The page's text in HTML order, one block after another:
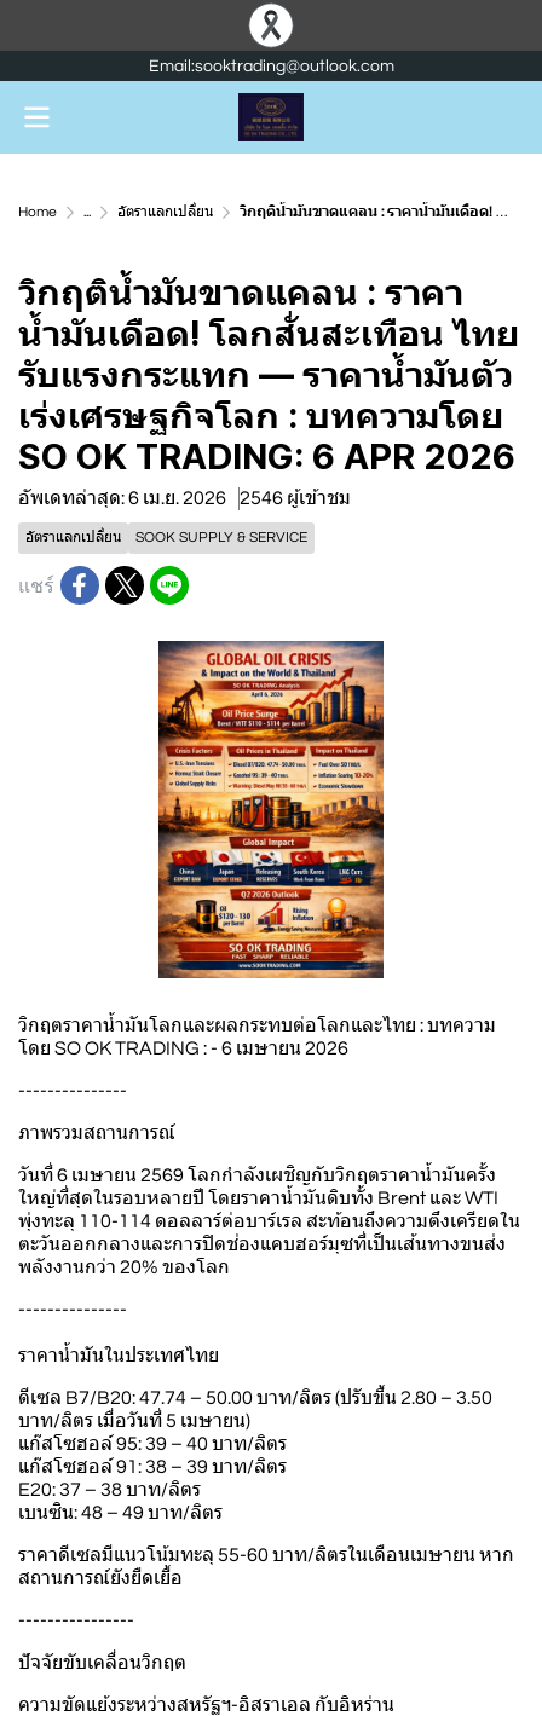
Email:sooktrading@outlook.com
Home ... อัตราแลกเปลี่ยน วิกฤติน้ำมันขาดแคลน : ราคาน้ำมันเดือด! โลกสั่นสะเทือน ไทยรับแรงกระแทก — ราคาน้ำมันตัวเร่งเศรษฐกิจโลก : บทความโดย SO OK TRADING: 6 APR 2026
วิกฤติน้ำมันขาดแคลน : ราคา
น้ำมันเดือด! โลกสั่นสะเทือน ไทย
รับแรงกระแทก — ราคาน้ำมันตัว
เร่งเศรษฐกิจโลก : บทความโดย
SO OK TRADING: 6 APR 2026
อัพเดทล่าสุด: 6 เม.ย. 2026 2546 ผู้เข้าชม
อัตราแลกเปลี่ยน SOOK SUPPLY & SERVICE
แชร์
วิกฤตราคาน้ำมันโลกและผลกระทบต่อโลกและไทย : บทความ
โดย SO OK TRADING : - 6 เมษายน 2026
---------------
ภาพรวมสถานการณ์
วันที่ 6 เมษายน 2569 โลกกำลังเผชิญกับวิกฤตราคาน้ำมันครั้ง
ใหญ่ที่สุดในรอบหลายปี โดยราคาน้ำมันดิบทั้ง Brent และ WTI
พุ่งทะลุ 110-114 ดอลลาร์ต่อบาร์เรล สะท้อนถึงความตึงเครียดใน
ตะวันออกกลางและการปิดช่องแคบฮอร์มุซที่เป็นเส้นทางขนส่ง
พลังงานกว่า 20% ของโลก
---------------
ราคาน้ำมันในประเทศไทย
ดีเซล B7/B20: 47.74 – 50.00 บาท/ลิตร (ปรับขึ้น 2.80 – 3.50
บาท/ลิตร เมื่อวันที่ 5 เมษายน)
แก๊สโซฮอล์ 95: 39 – 40 บาท/ลิตร
แก๊สโซฮอล์ 91: 38 – 39 บาท/ลิตร
E20: 37 – 38 บาท/ลิตร
เบนซิน: 48 – 49 บาท/ลิตร
ราคาดีเซลมีแนวโน้มทะลุ 55-60 บาท/ลิตรในเดือนเมษายน หาก
สถานการณ์ยังยืดเยื้อ
----------------
ปัจจัยขับเคลื่อนวิกฤต
ความขัดแย้งระหว่างสหรัฐฯ-อิสราเอล กับอิหร่าน